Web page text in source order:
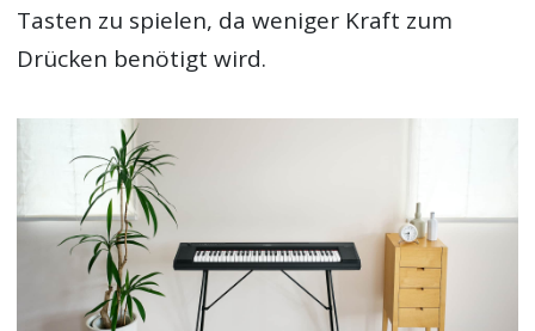
Tasten zu spielen, da weniger Kraft zum
Drücken benötigt wird.